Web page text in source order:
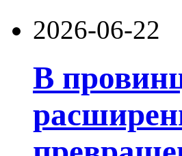
2026-06-22
В